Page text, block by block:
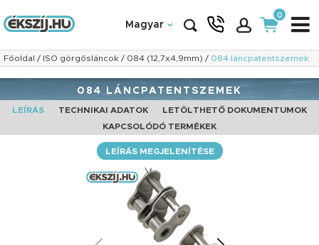
Magyar
0
Főoldal / ISO görgősláncok / 084 (12,7x4,9mm) / 084 láncpatentszemek
084 LÁNCPATENTSZEMEK
LEÍRÁS TECHNIKAI ADATOK
LETÖLTHETŐ DOKUMENTUMOK
KAPCSOLÓDÓ TERMÉKEK
LEÍRÁS MEGJELENÍTÉSE